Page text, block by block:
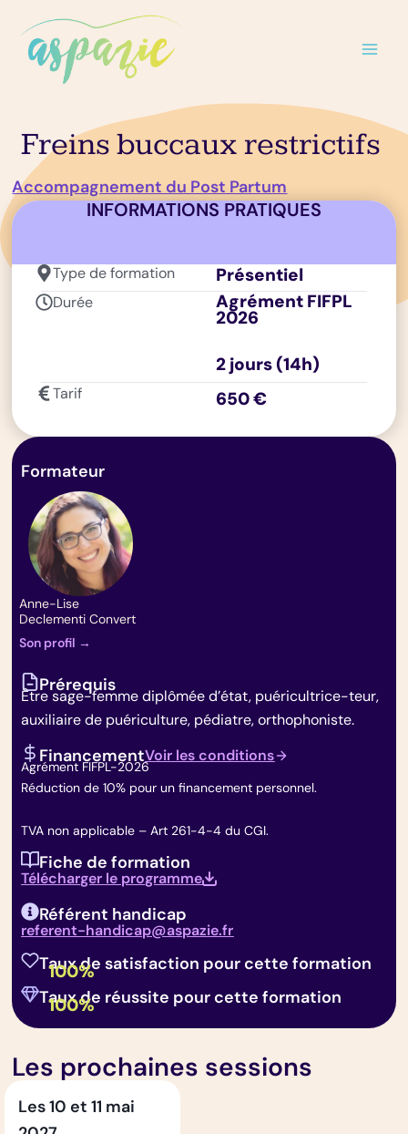
contenu
Freins buccaux restrictifs
Accompagnement du Post Partum
INFORMATIONS PRATIQUES
Type de formation Présentiel
Durée Agrément FIFPL
2026
2 jours (14h)
Tarif 650 €
Formateur
Anne-Lise
Declementi Convert
Son profil →
Prérequis
Être sage-femme diplômée d’état, puéricultrice-teur,
auxiliaire de puériculture, pédiatre, orthophoniste.
FinancementVoir les conditions
Agrément FIFPL-2026
Réduction de 10% pour un financement personnel.
TVA non applicable – Art 261-4-4 du CGI.
Fiche de formation
Télécharger le programme
Référent handicap
referent-handicap@aspazie.fr
Taux de satisfaction pour cette formation
100%
Taux de réussite pour cette formation
100%
Les prochaines sessions
Les 10 et 11 mai